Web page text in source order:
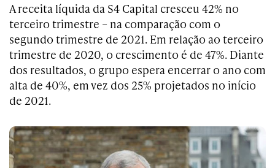
A receita líquida da S4 Capital cresceu 42% no
terceiro trimestre – na comparação com o
segundo trimestre de 2021. Em relação ao terceiro
trimestre de 2020, o crescimento é de 47%. Diante
dos resultados, o grupo espera encerrar o ano com
alta de 40%, em vez dos 25% projetados no início
de 2021.